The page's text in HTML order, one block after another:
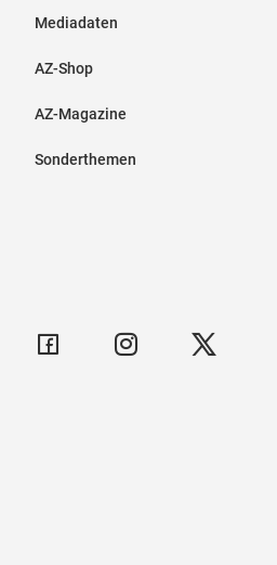
Mediadaten
AZ-Shop
AZ-Magazine
Sonderthemen